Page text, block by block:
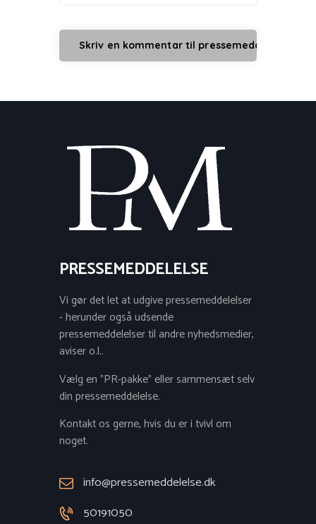
PRESSEMEDDELELSE
Vi gør det let at udgive pressemeddelelser
- herunder også udsende
pressemeddelelser til andre nyhedsmedier,
aviser o.l..
Vælg en "PR-pakke" eller sammensæt selv
din pressemeddelelse.
Kontakt os gerne, hvis du er i tvivl om
noget.
info@pressemeddelelse.dk
50191050